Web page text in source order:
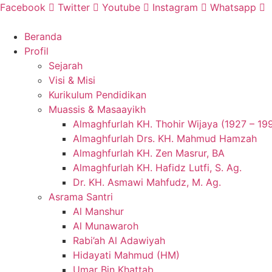
Skip
content
Facebook Twitter Youtube Instagram Whatsapp
Beranda
Profil
Sejarah
Visi & Misi
Kurikulum Pendidikan
Muassis & Masaayikh
Almaghfurlah KH. Thohir Wijaya (1927 –
Almaghfurlah Drs. KH. Mahmud Hamzah
Almaghfurlah KH. Zen Masrur, BA
Almaghfurlah KH. Hafidz Lutfi, S. Ag.
Dr. KH. Asmawi Mahfudz, M. Ag.
Asrama Santri
Al Manshur
Al Munawaroh
Rabi’ah Al Adawiyah
Hidayati Mahmud (HM)
Umar Bin Khattab